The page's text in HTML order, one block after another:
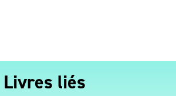
Livres liés